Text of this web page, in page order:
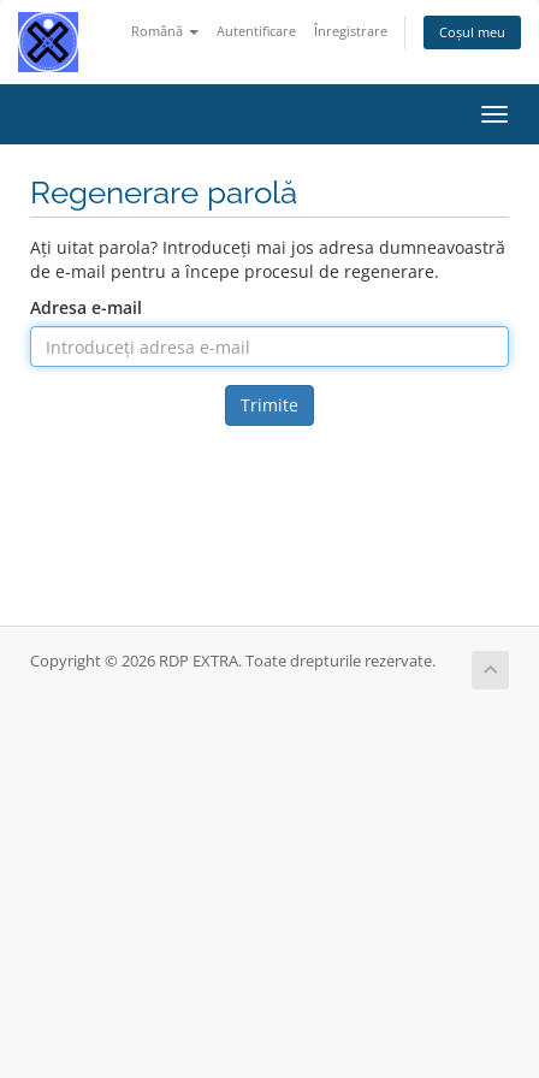
Română Autentificare Înregistrare Coșul meu
Regenerare parolă
Ați uitat parola? Introduceți mai jos adresa dumneavoastră
de e-mail pentru a începe procesul de regenerare.
Adresa e-mail
Trimite
Copyright © 2026 RDP EXTRA. Toate drepturile rezervate.